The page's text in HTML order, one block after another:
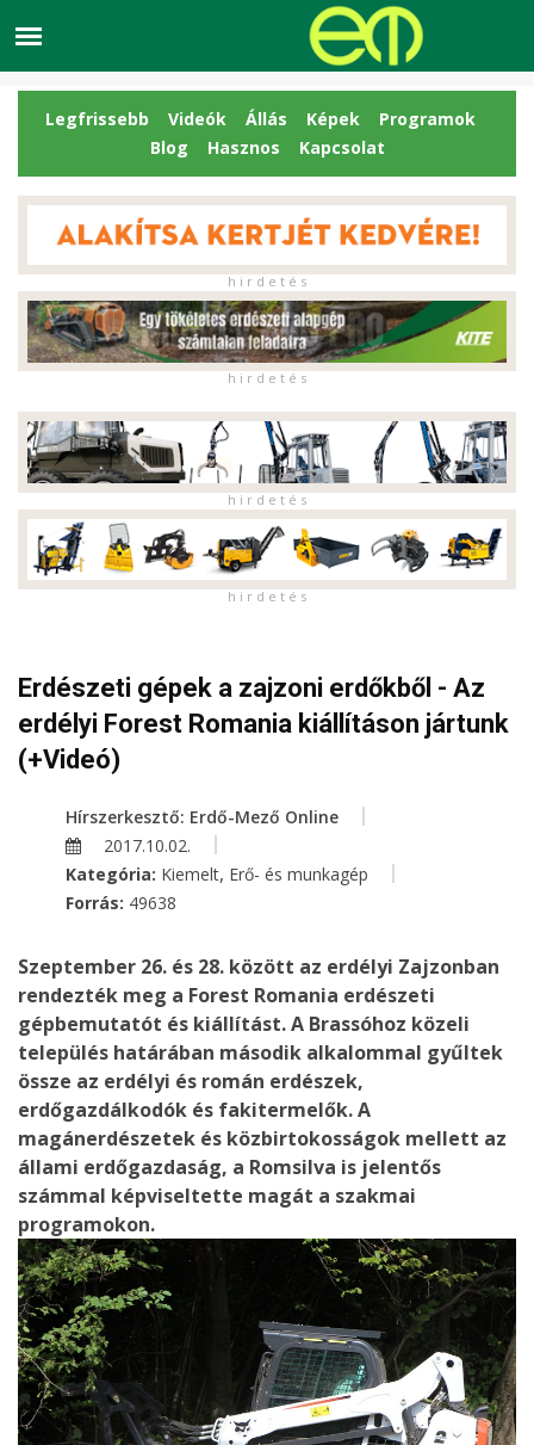
Legfrissebb Videók Állás Képek
Programok
Blog
Hasznos Kapcsolat
h i r d e t é s
h i r d e t é s
h i r d e t é s
h i r d e t é s
Erdészeti gépek a zajzoni erdőkből - Az
erdélyi Forest Romania kiállításon jártunk
(+Videó)
Hírszerkesztő: Erdő-Mező Online
2017.10.02.
Kategória: Kiemelt, Erő- és munkagép
Forrás: 49638
Szeptember 26. és 28. között az erdélyi Zajzonban
rendezték meg a Forest Romania erdészeti
gépbemutatót és kiállítást. A Brassóhoz közeli
település határában második alkalommal gyűltek
össze az erdélyi és román erdészek,
erdőgazdálkodók és fakitermelők. A
magánerdészetek és közbirtokosságok mellett az
állami erdőgazdaság, a Romsilva is jelentős
számmal képviseltette magát a szakmai
programokon.